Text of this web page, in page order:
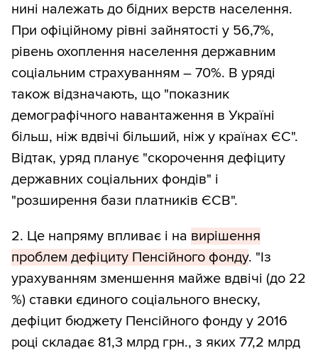
нині належать до бідних верств населення.
При офіційному рівні зайнятості у 56,7%,
рівень охоплення населення державним
соціальним страхуванням – 70%. В уряді
також відзначають, що "показник
демографічного навантаження в Україні
більш, ніж вдвічі більший, ніж у країнах ЄС".
Відтак, уряд планує "скорочення дефіциту
державних соціальних фондів" і
"розширення бази платників ЄСВ".
2. Це напряму впливає і на вирішення
проблем дефіциту Пенсійного фонду. "Із
урахуванням зменшення майже вдвічі (до 22
%) ставки єдиного соціального внеску,
дефіцит бюджету Пенсійного фонду у 2016
році складає 81,3 млрд грн., з яких 77,2 млрд